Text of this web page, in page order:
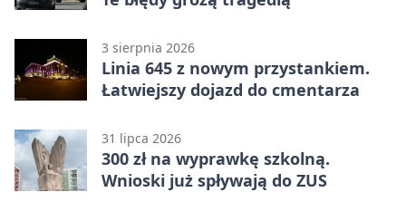
3 sierpnia 2026
Linia 645 z nowym przystankiem.
Łatwiejszy dojazd do cmentarza
31 lipca 2026
300 zł na wyprawkę szkolną.
Wnioski już spływają do ZUS